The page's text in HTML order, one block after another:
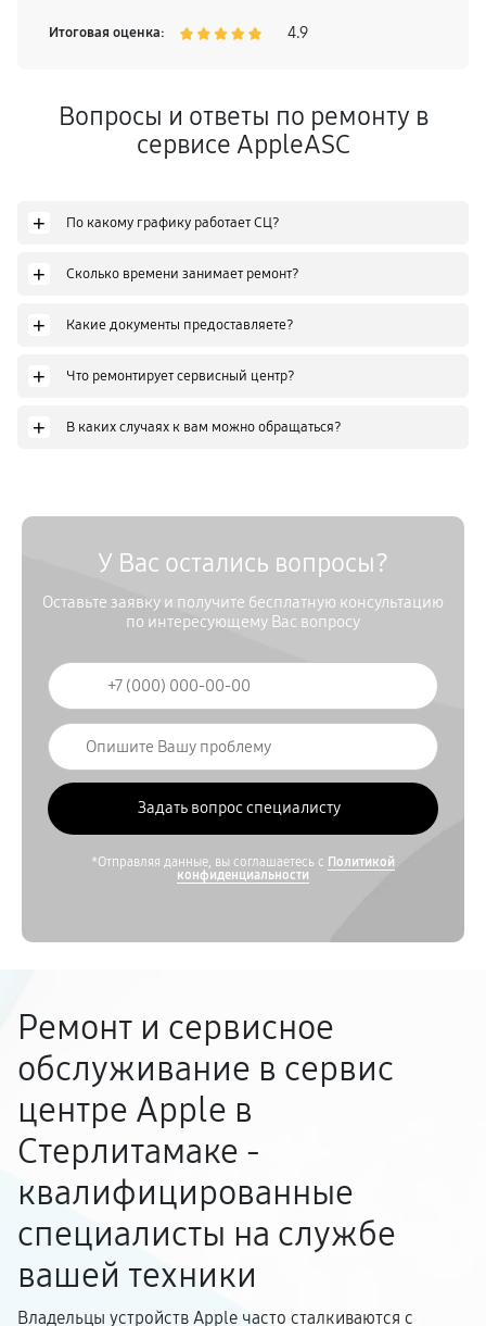
Итоговая оценка: 4.9
Вопросы и ответы по ремонту в
сервисе AppleASC
+ По какому графику работает СЦ?
+ Сколько времени занимает ремонт?
+ Какие документы предоставляете?
+ Что ремонтирует сервисный центр?
+ В каких случаях к вам можно обращаться?
У Вас остались вопросы?
Оставьте заявку и получите бесплатную консультацию
по интересующему Вас вопросу
*Отправляя данные, вы соглашаетесь с Политикой
конфиденциальности
Ремонт и сервисное
обслуживание в сервис
центре Apple в
Стерлитамаке -
квалифицированные
специалисты на службе
вашей техники
Владельцы устройств Apple часто сталкиваются с